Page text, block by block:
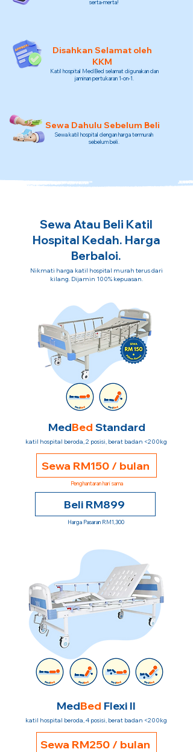
serta-merta!
Disahkan Selamat oleh
KKM
Katil hospital MedBed selamat digunakan dan
jaminan pertukaran 1-on-1.
Sewa Dahulu Sebelum Beli
Sewa katil hospital dengan harga termurah
sebelum beli.
Sewa Atau Beli Katil
Hospital Kedah. Harga
Berbaloi.
Nikmati harga katil hospital murah terus dari
kilang. Dijamin 100% kepuasan.
MedBed Standard
katil hospital beroda, 2 posisi, berat badan <200kg
Sewa RM150 / bulan
Penghantaran hari sama
Beli RM899
Harga Pasaran RM1,300
MedBed Flexi II
katil hospital beroda, 4 posisi, berat badan <200kg
Sewa RM250 / bulan